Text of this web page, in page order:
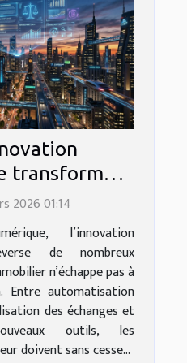
transforme-
?
2026 01:14
l’innovation
de nombreux
n’échappe pas à
Entre automatisation
des échanges et
outils, les
doivent sans cesse...